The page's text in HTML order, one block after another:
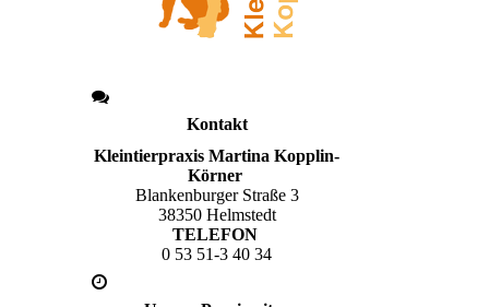
Kontakt
Kleintierpraxis Martina Kopplin-
Körner
Blankenburger Straße 3
38350 Helmstedt
TELEFON
0 53 51-3 40 34